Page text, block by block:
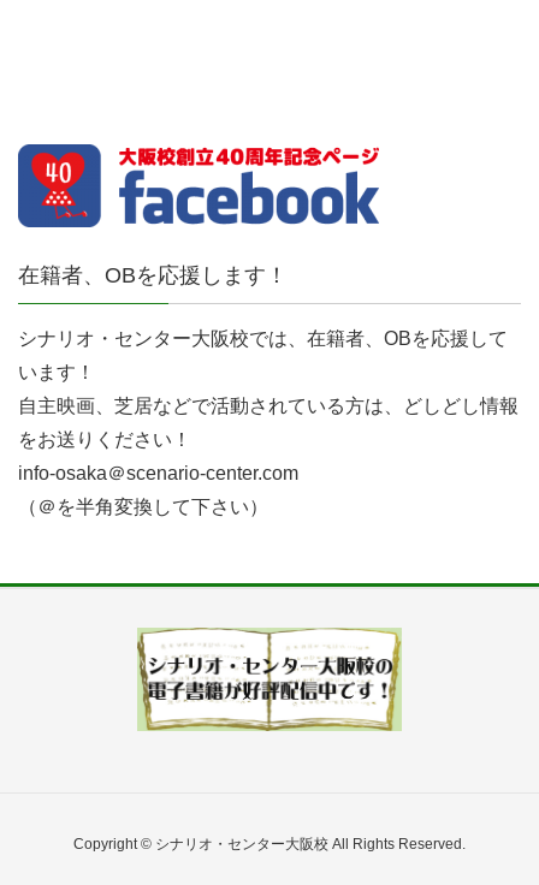
在籍者、OBを応援します！
シナリオ・センター大阪校では、在籍者、OBを応援して
います！
自主映画、芝居などで活動されている方は、どしどし情報
をお送りください！
info-osaka＠scenario-center.com
（＠を半角変換して下さい）
Copyright © シナリオ・センター大阪校 All Rights Reserved.